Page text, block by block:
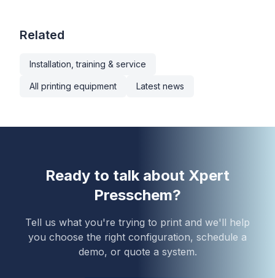
Related
Installation, training & service
All printing equipment Latest news
Ready to talk about Xpert
Presschem?
Tell us what you're trying to print and we'll help
you choose the right configuration, schedule a
demo, or quote a system.